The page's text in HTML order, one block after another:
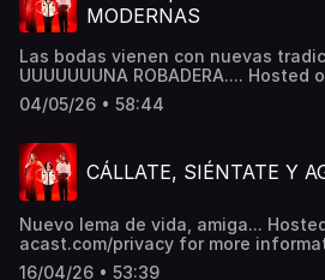
MODERNAS
Las bodas vienen con nuevas
UUUUUUUNA ROBADERA.... Hosted
acast.com/privacy for more
04/05/26 • 58:44
CÁLLATE, SIÉNTATE Y
Nuevo lema de vida, amiga...
acast.com/privacy for more
16/04/26 • 53:39